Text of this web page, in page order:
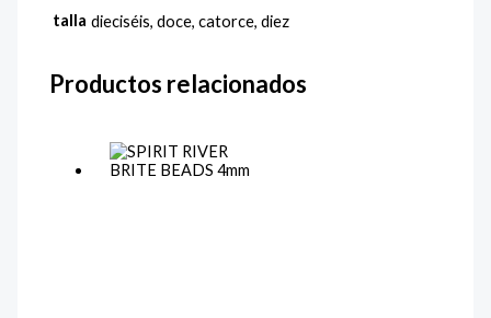
talla dieciséis, doce, catorce, diez
Productos relacionados